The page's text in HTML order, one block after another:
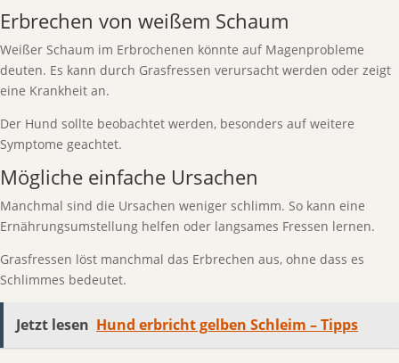
Erbrechen von weißem Schaum
Weißer Schaum im Erbrochenen könnte auf Magenprobleme
deuten. Es kann durch Grasfressen verursacht werden oder zeigt
eine Krankheit an.
Der Hund sollte beobachtet werden, besonders auf weitere
Symptome geachtet.
Mögliche einfache Ursachen
Manchmal sind die Ursachen weniger schlimm. So kann eine
Ernährungsumstellung helfen oder langsames Fressen lernen.
Grasfressen löst manchmal das Erbrechen aus, ohne dass es
Schlimmes bedeutet.
Jetzt lesen Hund erbricht gelben Schleim – Tipps